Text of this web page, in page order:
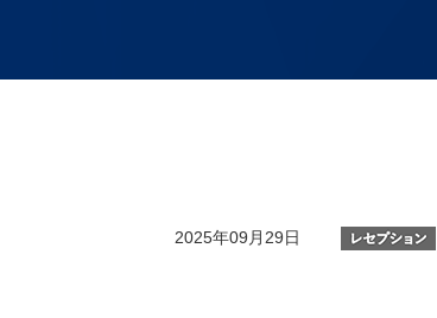
2025年09月29日